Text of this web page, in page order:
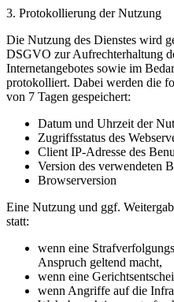
3. Protokollierung der Nutzung
Die Nutzung des Dienstes wird
DSGVO zur Aufrechterhaltung
Internetangebotes sowie im
protokolliert. Dabei werden die
von 7 Tagen gespeichert:
Datum und Uhrzeit der
Zugriffsstatus des
Client IP-Adresse des
Version des verwendeten
Browserversion
Eine Nutzung und ggf.
statt:
wenn eine
Anspruch geltend macht,
wenn eine
wenn Angriffe auf die